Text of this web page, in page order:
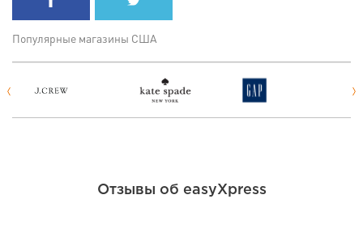
Популярные магазины США
Отзывы об easyXpress